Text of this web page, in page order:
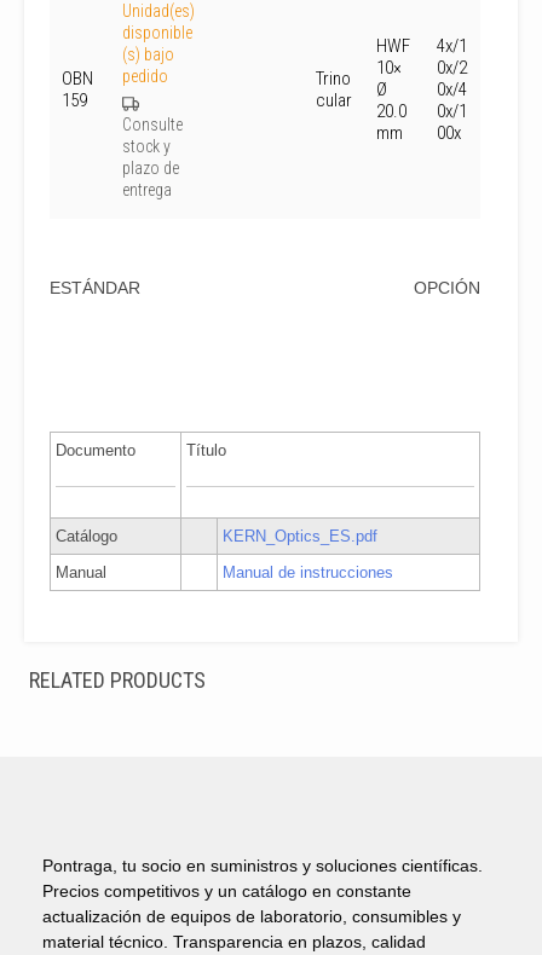
OBN
159
Unidad(es)
disponible
(s) bajo
pedido
Consulte
stock y
plazo de
entrega
Trino
cular
HWF
10×
Ø
20.0
mm
4x/1
0x/2
0x/4
0x/1
00x
ESTÁNDAR OPCIÓN
Documento Título
Catálogo
KERN_Optics_ES.pdf
Manual
Manual de instrucciones
RELATED PRODUCTS
Pontraga, tu socio en suministros y soluciones científicas.
Precios competitivos y un catálogo en constante
actualización de equipos de laboratorio, consumibles y
material técnico. Transparencia en plazos, calidad